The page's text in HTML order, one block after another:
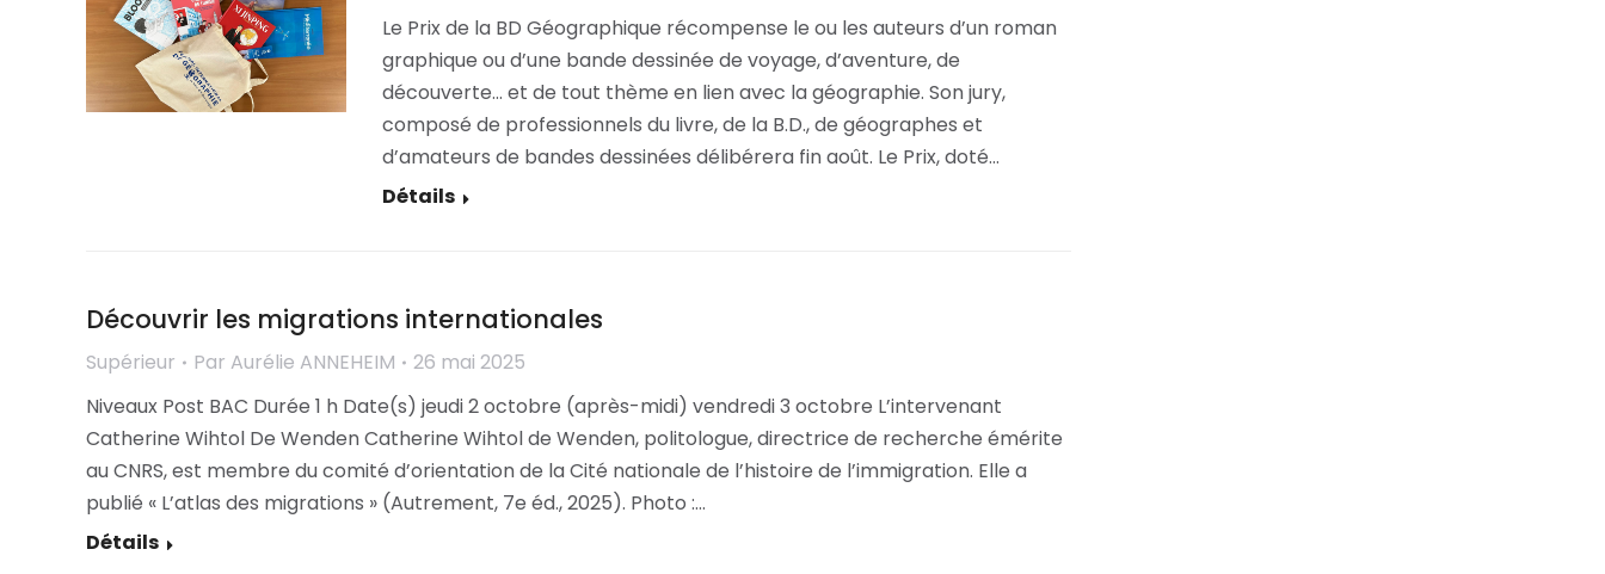
Le Prix de la BD Géographique récompense le ou les auteurs d’un roman
graphique ou d’une bande dessinée de voyage, d’aventure, de
découverte… et de tout thème en lien avec la géographie. Son jury,
composé de professionnels du livre, de la B.D., de géographes et
d’amateurs de bandes dessinées délibérera fin août. Le Prix, doté…
Détails
Découvrir les migrations internationales
Supérieur Par Aurélie ANNEHEIM
26 mai 2025
Niveaux Post BAC Durée 1 h Date(s) jeudi 2 octobre (après-midi) vendredi 3 octobre L’intervenant
Catherine Wihtol De Wenden Catherine Wihtol de Wenden, politologue, directrice de recherche émérite
au CNRS, est membre du comité d’orientation de la Cité nationale de l’histoire de l’immigration. Elle a
publié « L’atlas des migrations » (Autrement, 7e éd., 2025). Photo :…
Détails